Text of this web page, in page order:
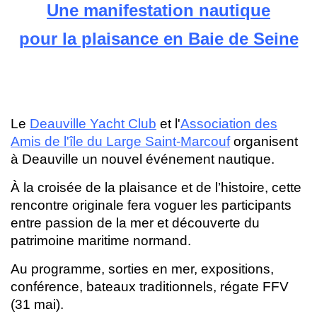
Une manifestation nautique
pour la plaisance en Baie de Seine
Le Deauville Yacht Club et l'Association des
Amis de l'île du Large Saint-Marcouforganisent
à Deauville un nouvel événement nautique.
À la croisée de la plaisance et de l’histoire, cette
rencontre originale fera voguer les participants
entre passion de la mer et découverte du
patrimoine maritime normand.
Au programme, sorties en mer, expositions,
conférence, bateaux traditionnels, régate FFV
(31 mai).